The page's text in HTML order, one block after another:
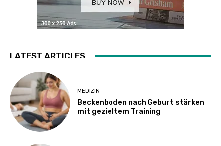
LATEST ARTICLES
MEDIZIN
Beckenboden nach Geburt stärken
mit gezieltem Training